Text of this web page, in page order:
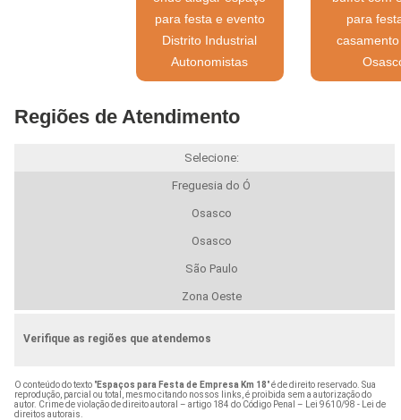
para festa e evento
Distrito Industrial
Autonomistas
para
Regiões de Atendimento
Selecione:
Freguesia do Ó
Osasco
Osasco
São Paulo
Zona Oeste
Verifique as regiões que atendemos
O conteúdo do texto "Espaços para Festa de Empresa Km 18" é de direito reservado. Sua
reprodução, parcial ou total, mesmo citando nossos links, é proibida sem a autorização do
autor. Crime de violação de direito autoral – artigo 184 do Código Penal –
Lei 9610/98 - Lei de
direitos autorais